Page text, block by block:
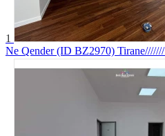
1
Ne Qender (ID BZ2970) Tirane///////